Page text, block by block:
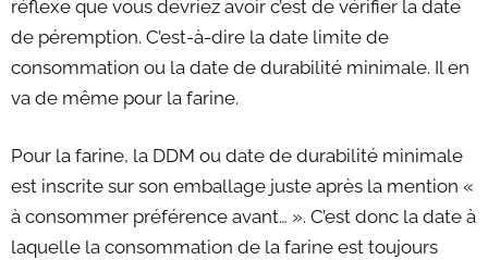
réflexe que vous devriez avoir c’est de vérifier la date
de péremption. C’est-à-dire la date limite de
consommation ou la date de durabilité minimale. Il en
va de même pour la farine.
Pour la farine, la DDM ou date de durabilité minimale
est inscrite sur son emballage juste après la mention «
à consommer préférence avant… ». C’est donc la date à
laquelle la consommation de la farine est toujours